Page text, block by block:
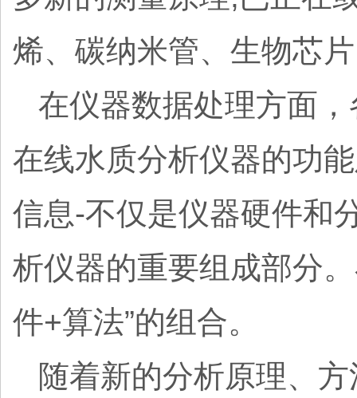
烯、碳纳米管、生物芯
在仪器数据处理方面
在线水质分析仪器的功
信息-不仅是仪器硬件和
析仪器的重要组成部分
件+算法”的组合。
随着新的分析原理、